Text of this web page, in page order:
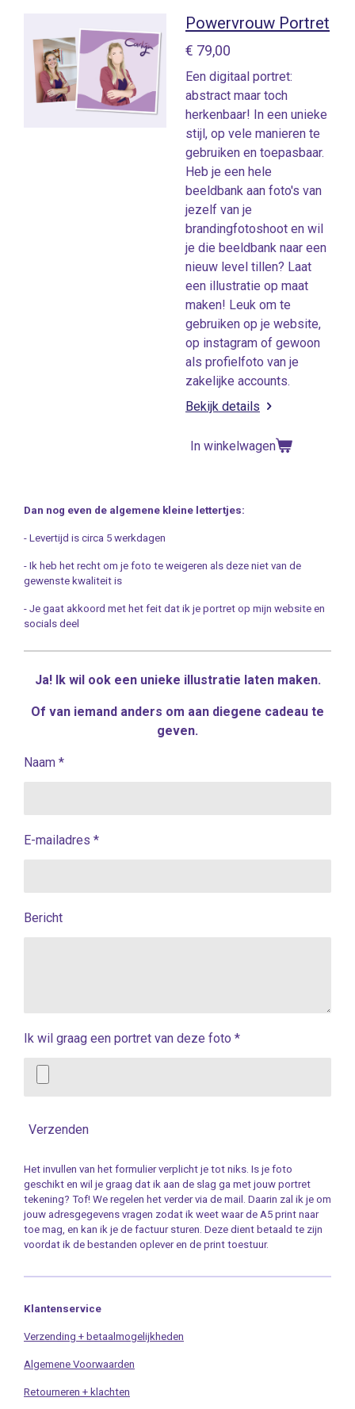
Powervrouw Portret
€ 79,00
Een digitaal portret:
abstract maar toch
herkenbaar! In een unieke
stijl, op vele manieren te
gebruiken en toepasbaar.
Heb je een hele
beeldbank aan foto's van
jezelf van je
brandingfotoshoot en wil
je die beeldbank naar een
nieuw level tillen? Laat
een illustratie op maat
maken! Leuk om te
gebruiken op je website,
op instagram of gewoon
als profielfoto van je
zakelijke accounts.
Bekijk details
In winkelwagen
Dan nog even de algemene kleine lettertjes:
- Levertijd is circa 5 werkdagen
- Ik heb het recht om je foto te weigeren als deze niet van de
gewenste kwaliteit is
- Je gaat akkoord met het feit dat ik je portret op mijn website en
socials deel
Ja! Ik wil ook een unieke illustratie laten maken.
Of van iemand anders om aan diegene cadeau te
geven.
Naam *
E-mailadres *
Bericht
Ik wil graag een portret van deze foto *
Verzenden
Het invullen van het formulier verplicht je tot niks. Is je foto
geschikt en wil je graag dat ik aan de slag ga met jouw portret
tekening? Tof! We regelen het verder via de mail. Daarin zal ik je om
jouw adresgegevens vragen zodat ik weet waar de A5 print naar
toe mag, en kan ik je de factuur sturen. Deze dient betaald te zijn
voordat ik de bestanden oplever en de print toestuur.
Klantenservice
Verzending + betaalmogelijkheden
Algemene Voorwaarden
Retourneren + klachten